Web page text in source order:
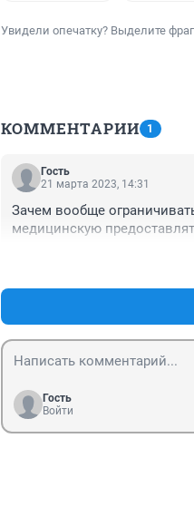
Увидели опечатку? Выделите
КОММЕНТАРИИ 1
Гость
21 марта 2023, 14:31
Зачем вообще
медицинскую
Гость
Войти